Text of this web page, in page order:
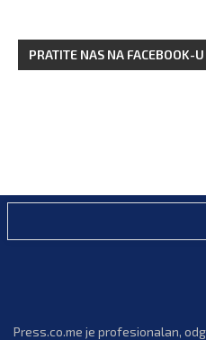
PRATITE NAS NA FACEBOOK-U
Press.co.me je profesionalan,